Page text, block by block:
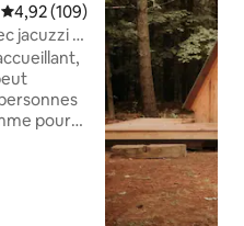
Évaluation moyenne sur la
4,92 (109)
jacuzzi à
pour